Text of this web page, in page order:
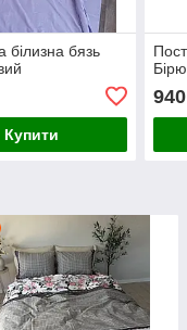
білизна бязь
Купити
940